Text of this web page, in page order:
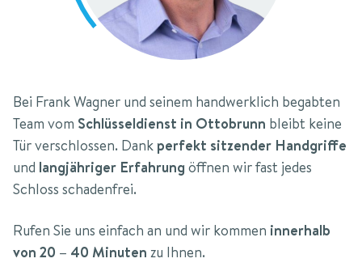
Bei Frank Wagner und seinem handwerklich begabten
Team vom Schlüsseldienst in Ottobrunn bleibt keine
Tür verschlossen. Dank perfekt sitzender Handgriffe
und langjähriger Erfahrung öffnen wir fast jedes
Schloss schadenfrei.
Rufen Sie uns einfach an und wir kommen innerhalb
von 20 – 40 Minuten zu Ihnen.